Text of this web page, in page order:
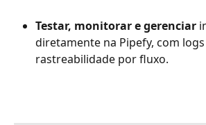
Testar, monitorar e gerenciar
diretamente na Pipefy, com
rastreabilidade por fluxo.